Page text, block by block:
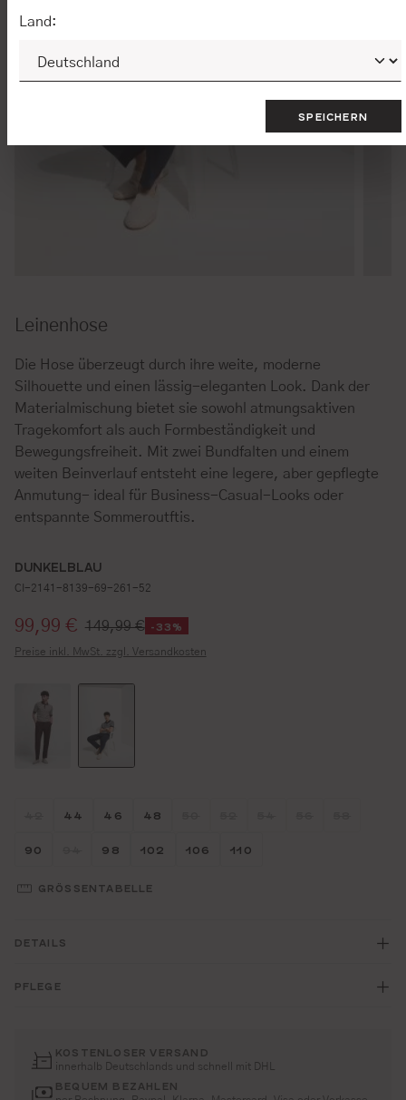
Leinenhose
Die Hose überzeugt durch ihre weite, moderne
Silhouette und einen lässig-eleganten Look. Dank der
Materialmischung bietet sie sowohl atmungsaktiven
Tragekomfort als auch Formbeständigkeit und
Bewegungsfreiheit. Mit zwei Bundfalten und einem
weiten Beinverlauf entsteht eine legere, aber gepflegte
Anmutung- ideal für Business-Casual-Looks oder
entspannte Sommeroutftis.
DUNKELBLAU
CI-2141-8139-69-261-52
Verkaufspreis:
99,99 € 149,99 € -33%
Preise inkl. MwSt. zzgl. Versandkosten
Größe wählen
Größe wählen
44 Größe wählen
46 Größe wählen
48
Größe wählen
90 Größe wählen
Größe wählen
98 Größe wählen
102 Größe wählen
106 Größe wählen
110
GRÖSSENTABELLE
DETAILS
PFLEGE
KOSTENLOSER VERSAND
innerhalb Deutschlands und schnell mit DHL
BEQUEM BEZAHLEN
Land:
SPEICHERN